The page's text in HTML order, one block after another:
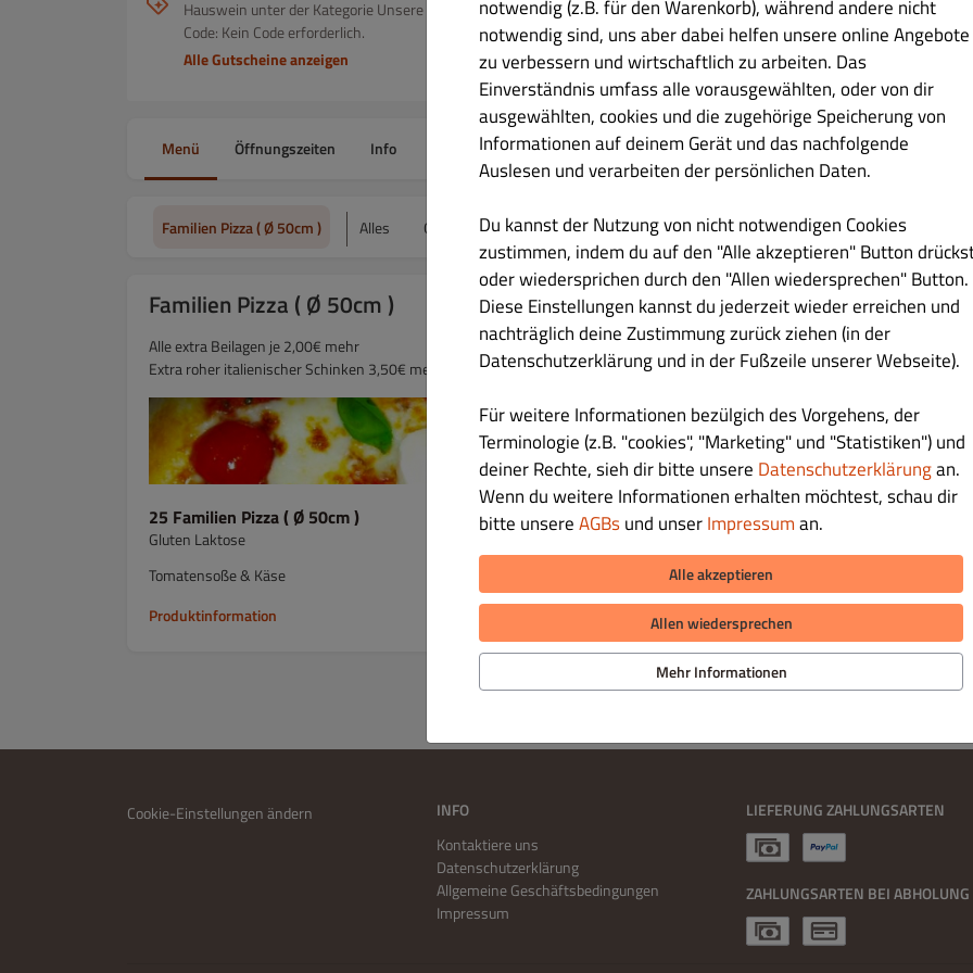
Hauswein unter der Kategorie Unsere Hausweine aus, der Betrag wird automatisch abgezogen an der Kasse.
Code: Kein Code erforderlich.
Alle Gutscheine anzeigen
Menü Öffnungszeiten Info Gutscheine Allergene
Familien Pizza ( Ø 50cm ) Alles Große Pizzen Ø 33cm Kleine Pizzen Ø 24cm Familien Pizza ( Ø 50cm )
Familien Pizza ( Ø 50cm )
Alle extra Beilagen je 2,00€ mehr
Extra roher italienischer Schinken 3,50€ mehr
25 Familien Pizza ( Ø 50cm )
Gluten Laktose
Tomatensoße & Käse
Produktinformation
Cookie-Einstellungen ändern
INFO
Kontaktiere uns
Datenschutzerklärung
Allgemeine Geschäftsbedingungen
Impressum
LIEFERUNG ZAHLUNGSARTEN
ZAHLUNGSARTEN BEI ABHOLUNG
notwendig (z.B. für den Warenkorb), während andere nicht
notwendig sind, uns aber dabei helfen unsere online Angebote
zu verbessern und wirtschaftlich zu arbeiten. Das
Einverständnis umfass alle vorausgewählten, oder von dir
ausgewählten, cookies und die zugehörige Speicherung von
Informationen auf deinem Gerät und das nachfolgende
Auslesen und verarbeiten der persönlichen Daten.
Du kannst der Nutzung von nicht notwendigen Cookies
zustimmen, indem du auf den "Alle akzeptieren" Button
oder wiedersprichen durch den "Allen wiedersprechen" Button.
Diese Einstellungen kannst du jederzeit wieder erreichen und
nachträglich deine Zustimmung zurück ziehen (in der
Datenschutzerklärung und in der Fußzeile unserer Webseite).
Für weitere Informationen bezülgich des Vorgehens, der
Terminologie (z.B. "cookies", "Marketing" und "Statistiken") und
deiner Rechte, sieh dir bitte unsere Datenschutzerklärungan.
Wenn du weitere Informationen erhalten möchtest, schau dir
bitte unsereAGBsund unserImpressuman.
Alle akzeptieren
Allen wiedersprechen
Mehr Informationen